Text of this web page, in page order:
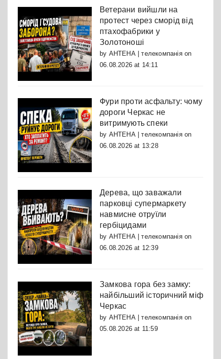
Ветерани вийшли на
протест через сморід від
птахофабрики у
Золотоноші
by АНТЕНА | телекомпаніяon
06.08.2026 at 14:11
Фури проти асфальту: чому
дороги Черкас не
витримують спеки
by АНТЕНА | телекомпаніяon
06.08.2026 at 13:28
Дерева, що заважали
парковці супермаркету
навмисне отруїли
гербіцидами
by АНТЕНА | телекомпаніяon
06.08.2026 at 12:39
Замкова гора без замку:
найбільший історичний міф
Черкас
by АНТЕНА | телекомпаніяon
05.08.2026 at 11:59